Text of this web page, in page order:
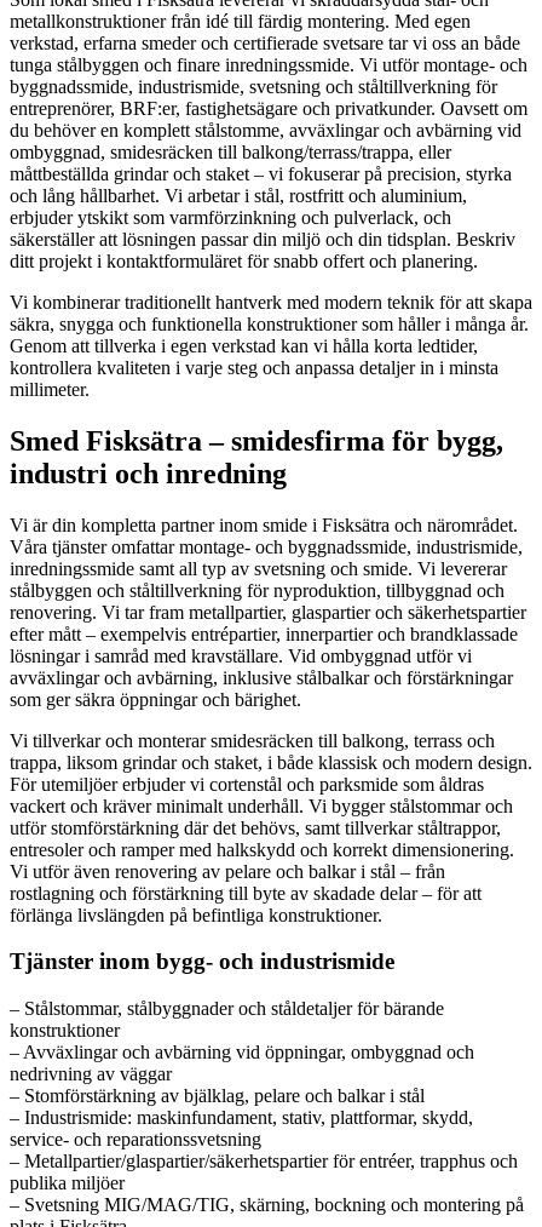
metallkonstruktioner från idé till färdig montering. Med egen
verkstad, erfarna smeder och certifierade svetsare tar vi oss an både
tunga stålbyggen och finare inredningssmide. Vi utför montage- och
byggnadssmide, industrismide, svetsning och stål­tillverkning för
entreprenörer, BRF:er, fastighetsägare och privatkunder. Oavsett om
du behöver en komplett stålstomme, avväxlingar och avbärning vid
ombyggnad, smidesräcken till balkong/terrass/trappa, eller
måttbeställda grindar och staket – vi fokuserar på precision, styrka
och lång hållbarhet. Vi arbetar i stål, rostfritt och aluminium,
erbjuder ytskikt som varmförzinkning och pulverlack, och
säkerställer att lösningen passar din miljö och din tidsplan. Beskriv
ditt projekt i kontaktformuläret för snabb offert och planering.
Vi kombinerar traditionellt hantverk med modern teknik för att skapa
säkra, snygga och funktionella konstruktioner som håller i många år.
Genom att tillverka i egen verkstad kan vi hålla korta ledtider,
kontrollera kvaliteten i varje steg och anpassa detaljer in i minsta
millimeter.
Smed Fisksätra – smidesfirma för bygg,
industri och inredning
Vi är din kompletta partner inom smide i Fisksätra och närområdet.
Våra tjänster omfattar montage- och byggnadssmide, industrismide,
inredningssmide samt all typ av svetsning och smide. Vi levererar
stålbyggen och ståltillverkning för nyproduktion, tillbyggnad och
renovering. Vi tar fram metallpartier, glaspartier och säkerhetspartier
efter mått – exempelvis entrépartier, innerpartier och brandklassade
lösningar i samråd med kravställare. Vid ombyggnad utför vi
avväxlingar och avbärning, inklusive stålbalkar och förstärkningar
som ger säkra öppningar och bärighet.
Vi tillverkar och monterar smidesräcken till balkong, terrass och
trappa, liksom grindar och staket, i både klassisk och modern design.
För utemiljöer erbjuder vi cortenstål och parksmide som åldras
vackert och kräver minimalt underhåll. Vi bygger stålstommar och
utför stomförstärkning där det behövs, samt tillverkar ståltrappor,
entresoler och ramper med halkskydd och korrekt dimensionering.
Vi utför även renovering av pelare och balkar i stål – från
rostlagning och förstärkning till byte av skadade delar – för att
förlänga livslängden på befintliga konstruktioner.
Tjänster inom bygg- och industrismide
– Stålstommar, stålbyggnader och ståldetaljer för bärande
konstruktioner
– Avväxlingar och avbärning vid öppningar, ombyggnad och
nedrivning av väggar
– Stomförstärkning av bjälklag, pelare och balkar i stål
– Industrismide: maskinfundament, stativ, plattformar, skydd,
service- och reparationssvetsning
– Metallpartier/glaspartier/säkerhetspartier för entréer, trapphus och
publika miljöer
– Svetsning MIG/MAG/TIG, skärning, bockning och montering på